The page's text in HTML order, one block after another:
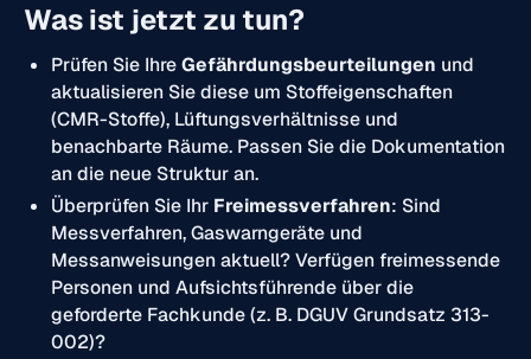
Was ist jetzt zu tun?
Prüfen Sie IhreGefährdungsbeurteilungen und
aktualisieren Sie diese um Stoffeigenschaften
(CMR-Stoffe), Lüftungsverhältnisse und
benachbarte Räume. Passen Sie die Dokumentation
an die neue Struktur an.
Überprüfen Sie Ihr Freimessverfahren: Sind
Messverfahren, Gaswarngeräte und
Messanweisungen aktuell? Verfügen freimessende
Personen und Aufsichtsführende über die
geforderte Fachkunde (z. B. DGUV Grundsatz 313-
002)?